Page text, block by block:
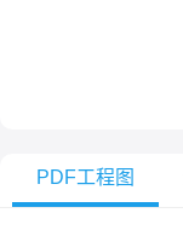
PDF工程图